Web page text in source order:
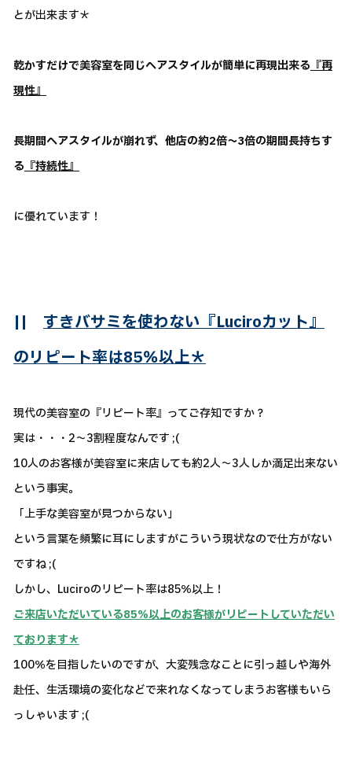
とが出来ます＊
乾かすだけで美容室を同じヘアスタイルが簡単に再現出来る『再
現性』
長期間ヘアスタイルが崩れず、他店の約2倍～3倍の期間長持ちす
る『持続性』
に優れています！
|| すきバサミを使わない『Luciroカット』
のリピート率は85％以上＊
現代の美容室の『リピート率』ってご存知ですか？
実は・・・2～3割程度なんです ;(
10人のお客様が美容室に来店しても約2人～3人しか満足出来ない
という事実。
「上手な美容室が見つからない」
という言葉を頻繁に耳にしますがこういう現状なので仕方がない
ですね ;(
しかし、Luciroのリピート率は85％以上！
ご来店いただいている85％以上のお客様がリピートしていただい
ております＊
100％を目指したいのですが、大変残念なことに引っ越しや海外
赴任、生活環境の変化などで来れなくなってしまうお客様もいら
っしゃいます ;(